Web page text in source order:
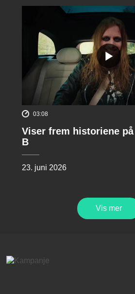
03:08
Viser frem historiene på
B
23. juni 2026
Vis mer